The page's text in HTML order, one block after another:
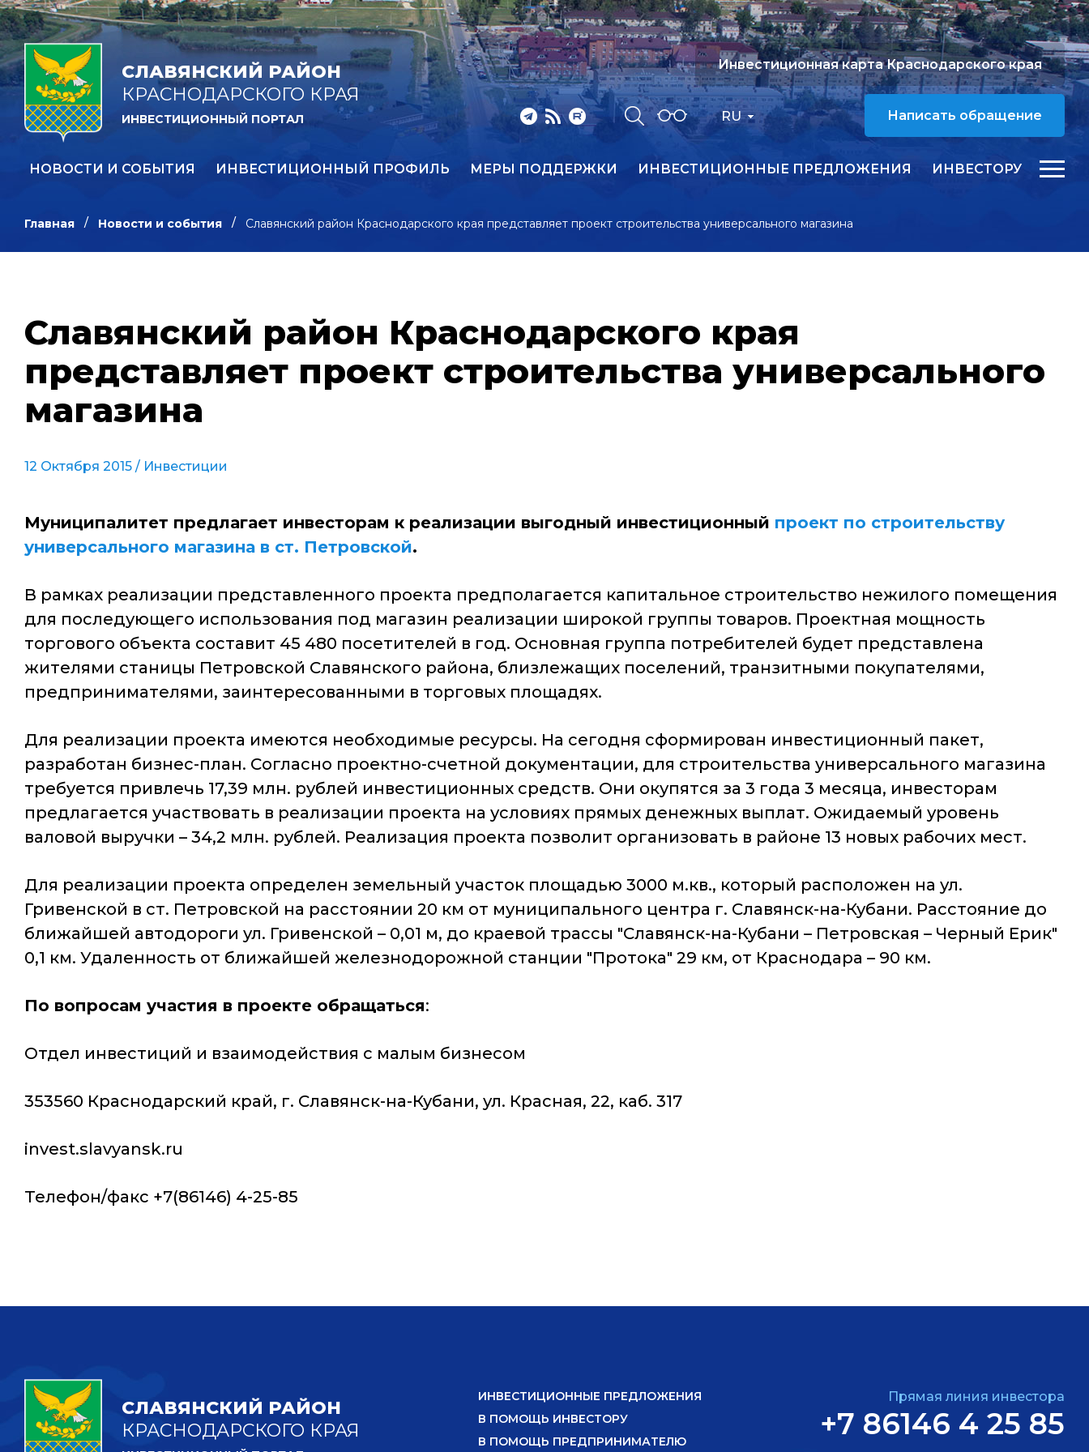
СЛАВЯНСКИЙ РАЙОН
КРАСНОДАРСКОГО КРАЯ
ИНВЕСТИЦИОННЫЙ ПОРТАЛ RU
Инвестиционная карта Краснодарского края
Написать обращение
НОВОСТИ И СОБЫТИЯ ИНВЕСТИЦИОННЫЙ ПРОФИЛЬ МЕРЫ ПОДДЕРЖКИ ИНВЕСТИЦИОННЫЕ ПРЕДЛОЖЕНИЯ ИНВЕСТОРУ
Главная Новости и события Славянский район Краснодарского края представляет проект строительства универсального магазина
Славянский район Краснодарского края
представляет проект строительства универсального
магазина
12 Октября 2015 / Инвестиции
Муниципалитет предлагает инвесторам к реализации выгодный инвестиционный проект по строительству
универсального магазина в ст. Петровской.
В рамках реализации представленного проекта предполагается капитальное строительство нежилого помещения
для последующего использования под магазин реализации широкой группы товаров. Проектная мощность
торгового объекта составит 45 480 посетителей в год. Основная группа потребителей будет представлена
жителями станицы Петровской Славянского района, близлежащих поселений, транзитными покупателями,
предпринимателями, заинтересованными в торговых площадях.
Для реализации проекта имеются необходимые ресурсы. На сегодня сформирован инвестиционный пакет,
разработан бизнес-план. Согласно проектно-счетной документации, для строительства универсального магазина
требуется привлечь 17,39 млн. рублей инвестиционных средств. Они окупятся за 3 года 3 месяца, инвесторам
предлагается участвовать в реализации проекта на условиях прямых денежных выплат. Ожидаемый уровень
валовой выручки – 34,2 млн. рублей. Реализация проекта позволит организовать в районе 13 новых рабочих мест.
Для реализации проекта определен земельный участок площадью 3000 м.кв., который расположен на ул.
Гривенской в ст. Петровской на расстоянии 20 км от муниципального центра г. Славянск-на-Кубани. Расстояние до
ближайшей автодороги ул. Гривенской – 0,01 м, до краевой трассы "Славянск-на-Кубани – Петровская – Черный Ерик"
0,1 км. Удаленность от ближайшей железнодорожной станции "Протока" 29 км, от Краснодара – 90 км.
По вопросам участия в проекте обращаться:
Отдел инвестиций и взаимодействия с малым бизнесом
353560 Краснодарский край, г. Славянск-на-Кубани, ул. Красная, 22, каб. 317
invest.slavyansk.ru
Телефон/факс +7(86146) 4-25-85
СЛАВЯНСКИЙ РАЙОН
КРАСНОДАРСКОГО КРАЯ
ИНВЕСТИЦИОННЫЕ ПРЕДЛОЖЕНИЯ
В ПОМОЩЬ ИНВЕСТОРУ
В ПОМОЩЬ ПРЕДПРИНИМАТЕЛЮ
Прямая линия инвестора
+7 86146 4 25 85